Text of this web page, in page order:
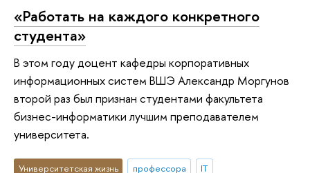
«Работать на каждого конкретного
студента»
В этом году доцент кафедры корпоративных
информационных систем ВШЭ Александр Моргунов
второй раз был признан студентами факультета
бизнес-информатики лучшим преподавателем
университета.
Университетская жизнь профессора IT